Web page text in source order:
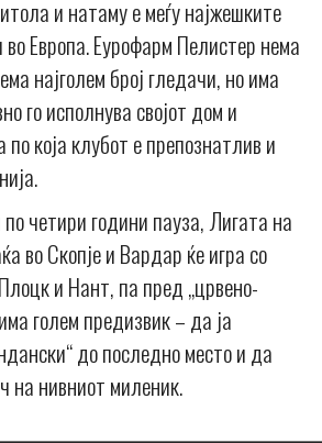
и натаму е меѓу најжешките
Европа. Еурофарм Пелистер нема
најголем број гледачи, но има
го исполнува својот дом и
која клубот е препознатлив и
четири години пауза, Лигата на
во Скопје и Вардар ќе игра со
и Нант, па пред „црвено-
голем предизвик – да ја
до последно место и да
на нивниот миленик.